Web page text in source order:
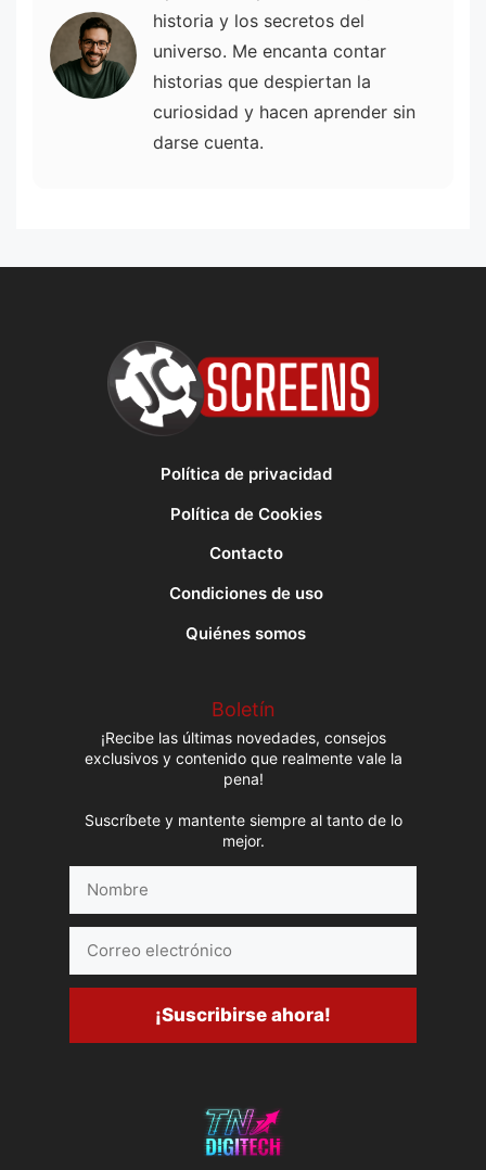
historia y los secretos del
universo. Me encanta contar
historias que despiertan la
curiosidad y hacen aprender sin
darse cuenta.
Política de privacidad
Política de Cookies
Contacto
Condiciones de uso
Quiénes somos
Boletín
¡Recibe las últimas novedades, consejos
exclusivos y contenido que realmente vale la
pena!
Suscríbete y mantente siempre al tanto de lo
mejor.
electrónico
¡Suscribirse ahora!